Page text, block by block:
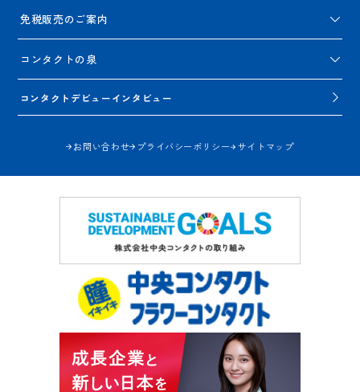
免税販売のご案内
コンタクトの泉
コンタクトデビューインタビュー
お問い合わせ プライバシーポリシー サイトマップ